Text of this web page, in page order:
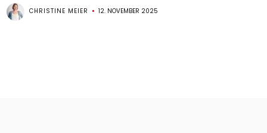
CHRISTINE MEIER 12. NOVEMBER 2025